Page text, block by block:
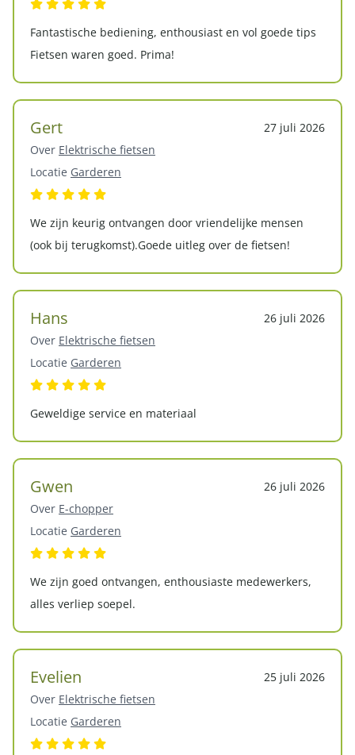
Fantastische bediening, enthousiast en vol goede tips
Fietsen waren goed. Prima!
Gert
27 juli 2026
Over Elektrische fietsen
Locatie Garderen
We zijn keurig ontvangen door vriendelijke mensen
(ook bij terugkomst).Goede uitleg over de fietsen!
Hans
26 juli 2026
Over Elektrische fietsen
Locatie Garderen
Geweldige service en materiaal
Gwen
26 juli 2026
Over E-chopper
Locatie Garderen
We zijn goed ontvangen, enthousiaste medewerkers,
alles verliep soepel.
Evelien
25 juli 2026
Over Elektrische fietsen
Locatie Garderen